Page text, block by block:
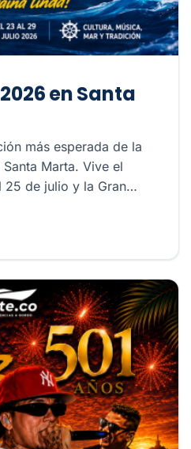
en Santa
más esperada de la
Marta. Vive el
25 de julio y la Gran